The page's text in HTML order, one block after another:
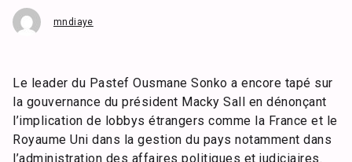
mndiaye
Le leader du Pastef Ousmane Sonko a encore tapé sur
la gouvernance du président Macky Sall en dénonçant
l’implication de lobbys étrangers comme la France et le
Royaume Uni dans la gestion du pays notamment dans
l’administration des affaires politiques et judiciaires.